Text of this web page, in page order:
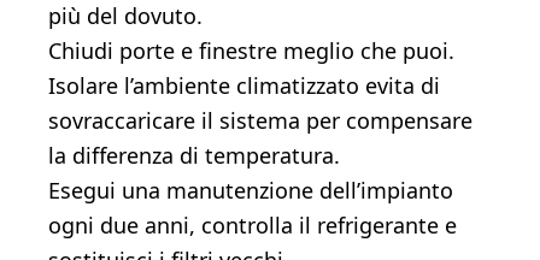
più del dovuto.
Chiudi porte e finestre meglio che puoi.
Isolare l’ambiente climatizzato evita di
sovraccaricare il sistema per compensare
la differenza di temperatura.
Esegui una manutenzione dell’impianto
ogni due anni, controlla il refrigerante e